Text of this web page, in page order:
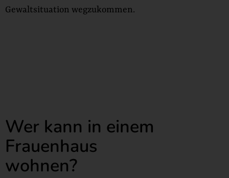
Gewaltsituation wegzukommen.
Wer kann in einem
Frauenhaus
wohnen?